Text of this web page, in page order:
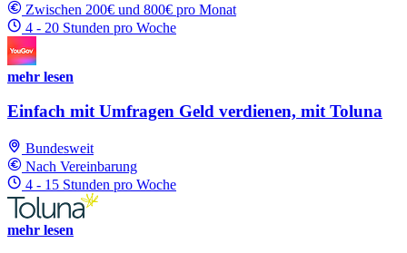
Zwischen 200€ und 800€ pro Monat
4 - 20 Stunden pro Woche
mehr lesen
Einfach mit Umfragen Geld verdienen, mit Toluna
Bundesweit
Nach Vereinbarung
4 - 15 Stunden pro Woche
mehr lesen